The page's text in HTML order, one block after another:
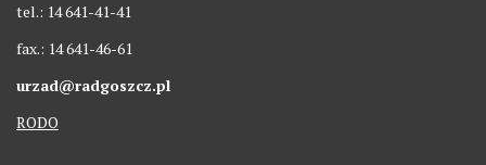
tel.: 14 641-41-41
fax.: 14 641-46-61
urzad@radgoszcz.pl
RODO